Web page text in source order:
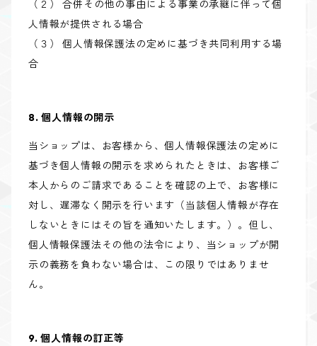
（２） 合併その他の事由による事業の承継に伴って個
人情報が提供される場合
（３） 個人情報保護法の定めに基づき共同利用する場
合
8. 個人情報の開示
当ショップは、お客様から、個人情報保護法の定めに
基づき個人情報の開示を求められたときは、お客様ご
本人からのご請求であることを確認の上で、お客様に
対し、遅滞なく開示を行います（当該個人情報が存在
しないときにはその旨を通知いたします。）。但し、
個人情報保護法その他の法令により、当ショップが開
示の義務を負わない場合は、この限りではありませ
ん。
9. 個人情報の訂正等